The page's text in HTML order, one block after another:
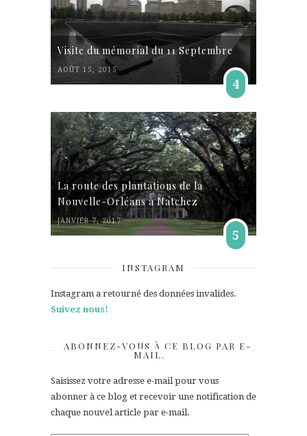
Visite du mémorial du 11 Septembre
AOÛT 15, 2015
4
La route des plantations de la
Nouvelle-Orléans à Natchez
JANVIER 7, 2017
5
INSTAGRAM
Instagram a retourné des données invalides.
Suivez nous!
ABONNEZ-VOUS À CE BLOG PAR E-
MAIL.
Saisissez votre adresse e-mail pour vous
abonner à ce blog et recevoir une notification de
chaque nouvel article par e-mail.